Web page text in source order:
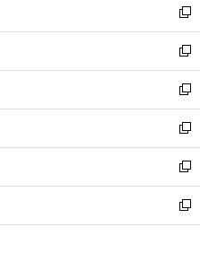
く
で
開
く
ド
ウ
で
開
く
ィ
ン
ド
ウ
で
開
く
い
ウ
ィ
ン
ド
ウ
で
開
く
新
し
い
ウ
ィ
ン
ド
ウ
で
開
く
新
し
い
ウ
ィ
ン
ド
ウ
で
開
新
し
い
ウ
ィ
ン
ド
ウ
新
し
い
ウ
ィ
ン
新
し
い
ウ
新
し